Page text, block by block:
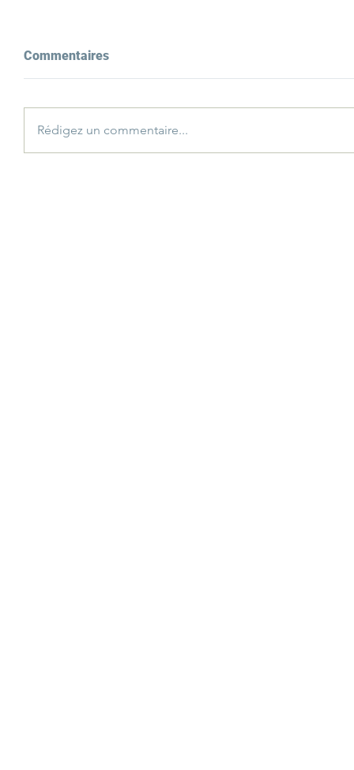
Commentaires
Rédigez un commentaire...